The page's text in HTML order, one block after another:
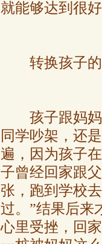
就能够达到很
转换孩子的
孩子跟妈妈
同学吵架，还
遍，因为孩子
子曾经回家跟
张，跑到学校
过。”结果后来
心里受挫，回